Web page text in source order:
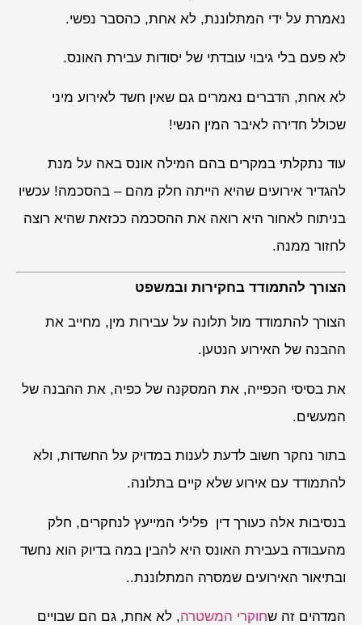
נאמרת על ידי המתלוננת, לא אחת, כהסבר נפשי.
לא פעם בלי גיבוי עובדתי של יסודות עבירת האונס.
לא אחת, הדברים נאמרים גם שאין חשד לאירוע מיני
שכולל חדירה לאיבר המין הנשי!
עוד נתקלתי במקרים בהם המילה אונס באה על מנת
להגדיר אירועים שהיא הייתה חלק מהם – בהסכמה! עכשיו
בניתוח לאחור היא רואה את ההסכמה ככזאת שהיא רוצה
לחזור ממנה.
הצורך להתמודד בחקירות ובמשפט
הצורך להתמודד מול תלונה על עבירות מין, מחייב את
ההבנה של האירוע הנטען.
את בסיסי הכפייה, את המסקנה של כפיה, את ההבנה של
המעשים.
בתור נחקר חשוב לדעת לענות במדויק על החשדות, ולא
להתמודד עם אירוע שלא קיים בתלונה.
בנסיבות אלה כעורך דין פלילי המייעץ לנחקרים, חלק
מהעבודה בעבירת האונס היא להבין במה בדיוק הוא נחשד
ובתיאור האירועים שמסרה המתלוננת..
המדהים זה שחוקרי המשטרה, לא אחת, גם הם שבויים